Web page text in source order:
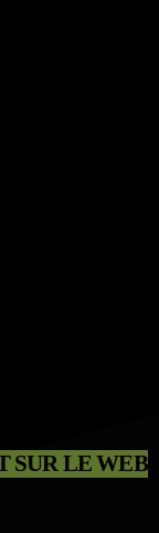
SUR LE WEB